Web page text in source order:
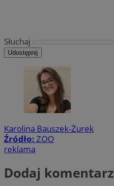
Słuchaj
Udostępnij
Karolina Bauszek-Żurek
Źródło: ZOO
reklama
Dodaj komentarz